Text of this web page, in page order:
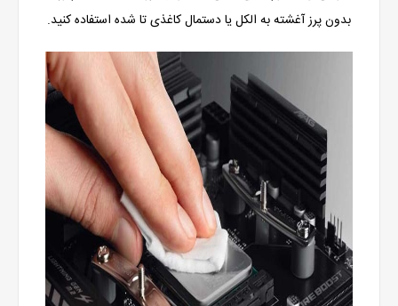
بدون پرز آغشته به الکل یا دستمال کاغذی تا شده استفاده کنید.